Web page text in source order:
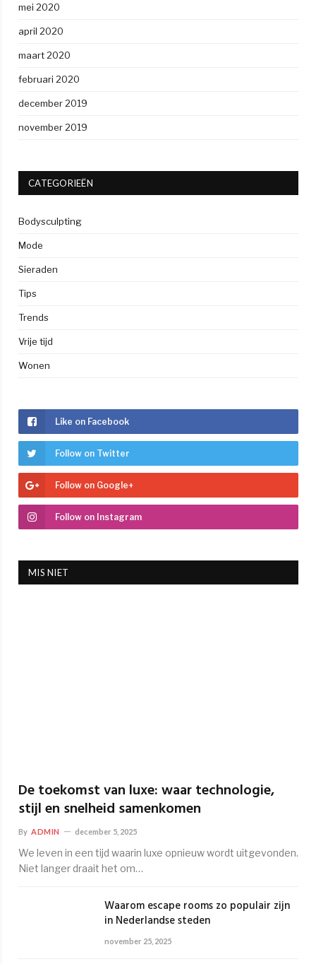
mei 2020
april 2020
maart 2020
februari 2020
december 2019
november 2019
CATEGORIEËN
Bodysculpting
Mode
Sieraden
Tips
Trends
Vrije tijd
Wonen
Like on Facebook
Follow on Twitter
Follow on Google+
Follow on Instagram
MIS NIET
De toekomst van luxe: waar technologie,
stijl en snelheid samenkomen
By ADMIN december 5, 2025
We leven in een tijd waarin luxe opnieuw wordt uitgevonden.
Niet langer draait het om…
Waarom escape rooms zo populair zijn
in Nederlandse steden
november 25, 2025